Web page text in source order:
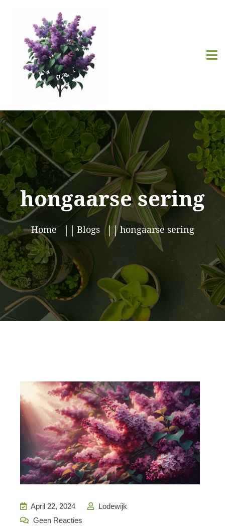
hongaarse sering
Home Blogs hongaarse sering
April 22, 2024
Lodewijk
Geen Reacties